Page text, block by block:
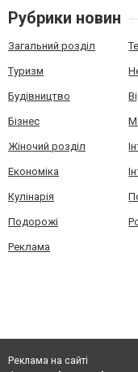
Рубрики новин
Загальний розділ
Туризм
Будівництво
Бізнес
Жіночий розділ
Економіка
Кулінарія
Подорожі
Реклама
Реклама на сайті